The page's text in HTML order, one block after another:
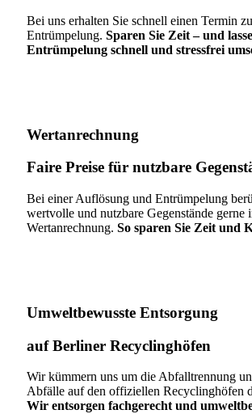
Bei uns erhalten Sie schnell einen Termin
Entrümpelung. Sparen Sie Zeit – und
Entrümpelung schnell und stressfrei
Wertanrechnung
Faire Preise für nutzbare
Bei einer Auflösung und Entrümpelung
wertvolle und nutzbare Gegenstände gerne
Wertanrechnung. So sparen Sie Zeit und
Umweltbewusste Entsorgung
auf Berliner Recyclinghöfen​
Wir kümmern uns um die Abfalltrennung
Abfälle auf den offiziellen Recyclinghöfen
Wir entsorgen fachgerecht und